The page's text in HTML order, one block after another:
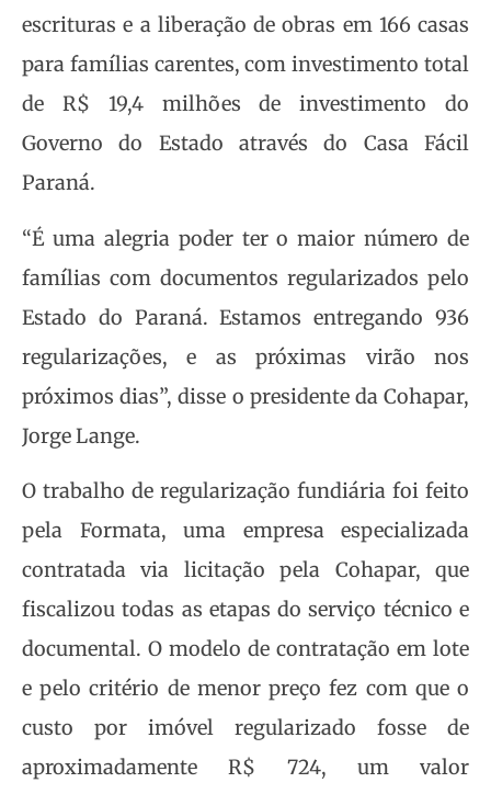
escrituras e a liberação de obras em 166 casas
para famílias carentes, com investimento total
de R$ 19,4 milhões de investimento do
Governo do Estado através do Casa Fácil
Paraná.
“É uma alegria poder ter o maior número de
famílias com documentos regularizados pelo
Estado do Paraná. Estamos entregando 936
regularizações, e as próximas virão nos
próximos dias”, disse o presidente da Cohapar,
Jorge Lange.
O trabalho de regularização fundiária foi feito
pela Formata, uma empresa especializada
contratada via licitação pela Cohapar, que
fiscalizou todas as etapas do serviço técnico e
documental. O modelo de contratação em lote
e pelo critério de menor preço fez com que o
custo por imóvel regularizado fosse de
aproximadamente R$ 724, um valor